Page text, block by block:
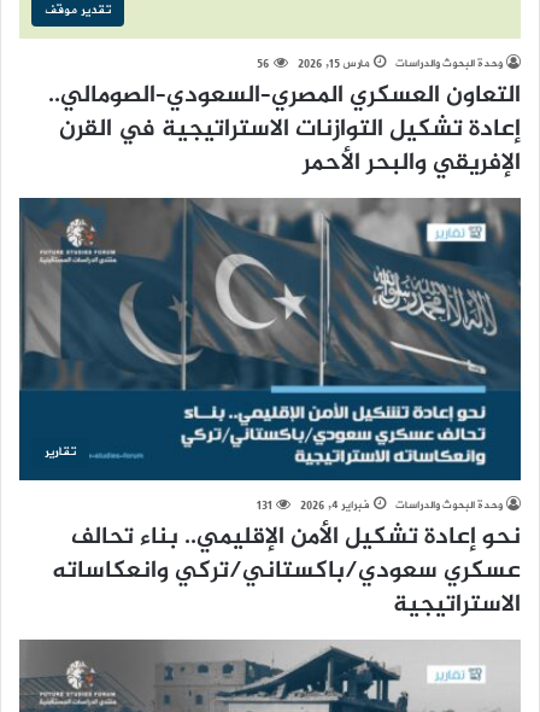
تقدير موقف
وحدة البحوث والدراسات مارس 15, 2026 56
التعاون العسكري المصري–السعودي–الصومالي..
إعادة تشكيل التوازنات الاستراتيجية في القرن
الإفريقي والبحر الأحمر
تقارير
وحدة البحوث والدراسات فبراير 4, 2026 131
نحو إعادة تشكيل الأمن الإقليمي.. بناء تحالف
عسكري سعودي/باكستاني/تركي وانعكاساته
الاستراتيجية